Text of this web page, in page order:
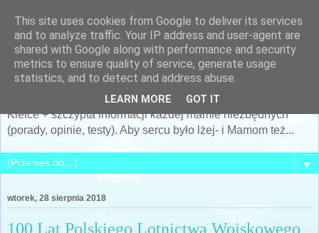
Po prostu MAMA... czyli
Siostra Archeo
Kobieta, Matka, żona... i cały mój świat... + archeologia +
Kielce + szczypta informacji każdej mamie niezbędnych
(porady, opinie, testy). Aby sercu było lżej- i Mamom też...
▼
wtorek, 28 sierpnia 2018
100 Lat Polskiego Lotnictwa Wojskowego
This site uses cookies from Google to deliver its services
and to analyze traffic. Your IP address and user-agent are
shared with Google along with performance and security
metrics to ensure quality of service, generate usage
statistics, and to detect and address abuse.
LEARN MORE GOT IT